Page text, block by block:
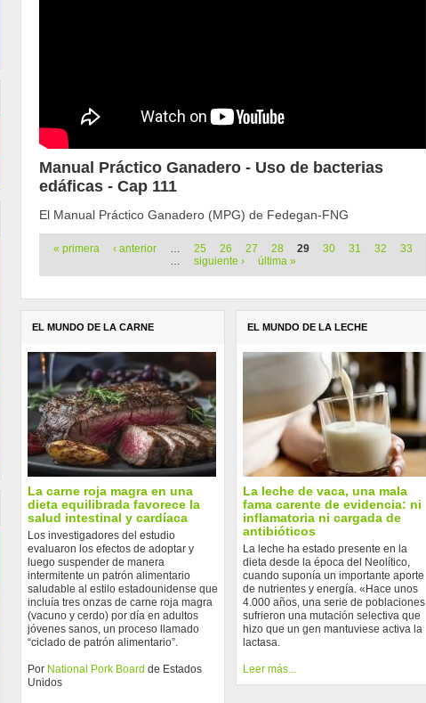
Manual Práctico Ganadero - Uso de bacterias
edáficas - Cap 111
El Manual Práctico Ganadero (MPG) de Fedegan-FNG
Páginas
« primera ‹ anterior … 25 26 27 28 29 30 31 32
33
…
siguiente › última »
EL MUNDO DE LA CARNE
La carne roja magra en una
dieta equilibrada favorece la
salud intestinal y cardíaca
Los investigadores del estudio
evaluaron los efectos de adoptar y
luego suspender de manera
intermitente un patrón alimentario
saludable al estilo estadounidense que
incluía tres onzas de carne roja magra
(vacuno y cerdo) por día en adultos
jóvenes sanos, un proceso llamado
“ciclado de patrón alimentario”.
Por National Pork Board de Estados
Unidos
EL MUNDO DE LA LECHE
La leche de vaca, una mala
fama carente de evidencia: ni
inflamatoria ni cargada de
antibióticos
La leche ha estado presente en la
dieta desde la época del Neolítico,
cuando suponía un importante aporte
de nutrientes y energía. «Hace unos
4.000 años, una serie de poblaciones
sufrieron una mutación selectiva que
hizo que un gen mantuviese activa la
lactasa.
Leer más...